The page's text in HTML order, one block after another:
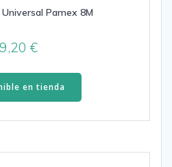
Pamex 8M
9,20€
en tienda